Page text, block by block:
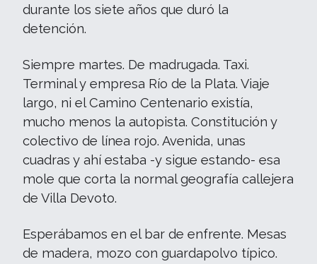
durante los siete años que duró la
detención.
Siempre martes. De madrugada. Taxi.
Terminal y empresa Río de la Plata. Viaje
largo, ni el Camino Centenario existía,
mucho menos la autopista. Constitución y
colectivo de línea rojo. Avenida, unas
cuadras y ahí estaba -y sigue estando- esa
mole que corta la normal geografía callejera
de Villa Devoto.
Esperábamos en el bar de enfrente. Mesas
de madera, mozo con guardapolvo típico.